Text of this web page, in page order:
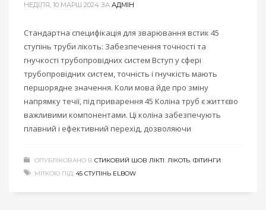
НЕДІЛЯ, 10 МАРШ 2024 ЗА АДМІН
Стандартна специфікація для зварювання встик 45
ступінь труби лікоть: Забезпечення точності та
гнучкості трубопровідних систем Вступ у сфері
трубопровідних систем, точність і гнучкість мають
першорядне значення. Коли мова йде про зміну
напрямку течії, під приварення 45 Коліна труб є життєво
важливими компонентами. Ці коліна забезпечують
плавний і ефективний перехід, дозволяючи
ОПУБЛІКОВАНО В СТИКОВИЙ ШОВ ЛІКТІ, ЛІКОТЬ, ФІТИНГИ
МІТКОЮ ПІД: 45 СТУПІНЬ ELBOW